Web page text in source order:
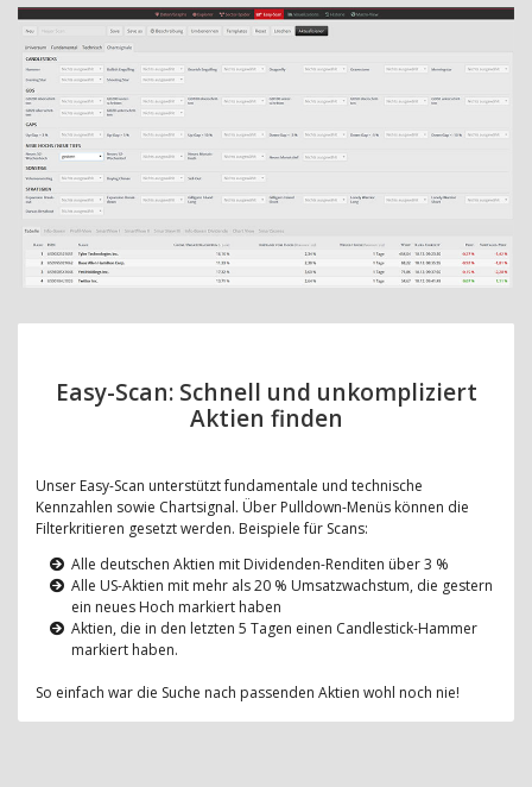
Easy-Scan: Schnell und unkompliziert
Aktien finden
Unser Easy-Scan unterstützt fundamentale und technische
Kennzahlen sowie Chartsignal. Über Pulldown-Menüs können die
Filterkritieren gesetzt werden. Beispiele für Scans:
Alle deutschen Aktien mit Dividenden-Renditen über 3 %
Alle US-Aktien mit mehr als 20 % Umsatzwachstum, die gestern
ein neues Hoch markiert haben
Aktien, die in den letzten 5 Tagen einen Candlestick-Hammer
markiert haben.
So einfach war die Suche nach passenden Aktien wohl noch nie!